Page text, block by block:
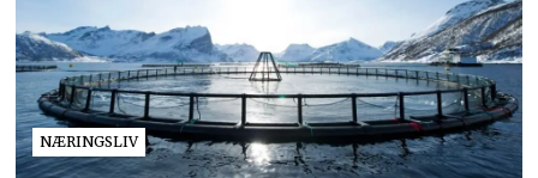
NÆRINGSLIV